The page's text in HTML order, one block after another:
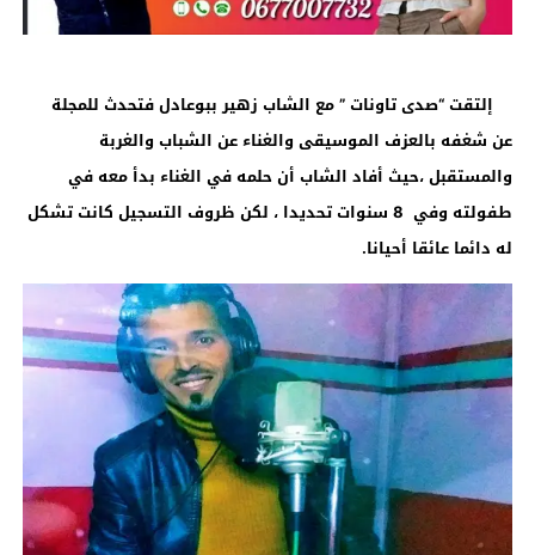
إلتقت “صدى تاونات ” مع الشاب زهير ببوعادل فتحدث للمجلة
عن شغفه بالعزف الموسيقى والغناء عن الشباب والغربة
والمستقبل ،حيث أفاد الشاب أن حلمه في الغناء بدأ معه في
طفولته وفي 8 سنوات تحديدا ، لكن ظروف التسجيل كانت تشكل
له دائما عائقا أحيانا.